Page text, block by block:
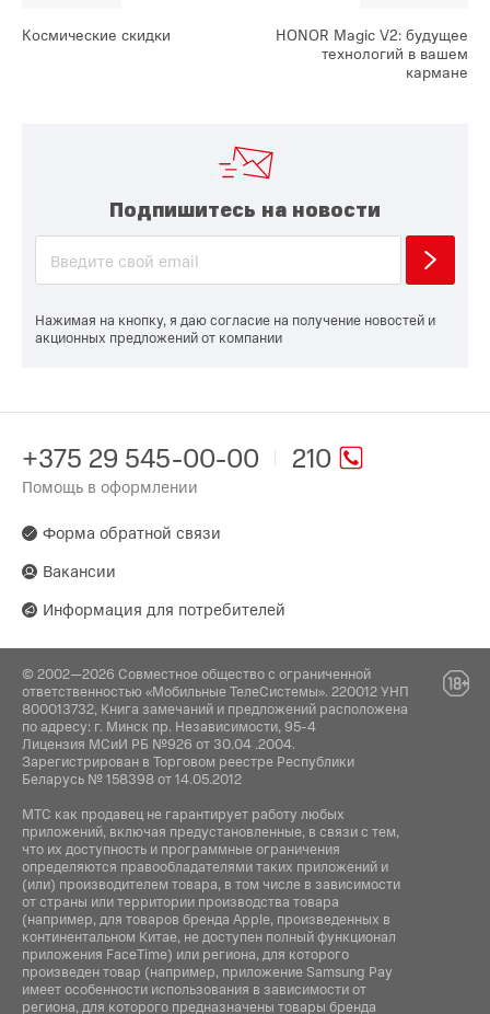
Космические скидки
HONOR Magic V2: будущее
технологий в вашем
кармане
Подпишитесь на новости
Нажимая на кнопку, я даю согласие на получение новостей и
акционных предложений от компании
210
+375 29 545-00-00
Помощь в оформлении
Форма обратной связи
Вакансии
Информация для потребителей
© 2002—2026 Совместное общество с ограниченной
ответственностью «Мобильные ТелеСистемы». 220012 УНП
800013732, Книга замечаний и предложений расположена
по адресу: г. Минск пр. Независимости, 95-4
Лицензия МСиИ РБ №926 от 30.04 .2004.
Зарегистрирован в Торговом реестре Республики
Беларусь № 158398 от 14.05.2012
МТС как продавец не гарантирует работу любых
приложений, включая предустановленные, в связи с тем,
что их доступность и программные ограничения
определяются правообладателями таких приложений и
(или) производителем товара, в том числе в зависимости
от страны или территории производства товара
(например, для товаров бренда Apple, произведенных в
континентальном Китае, не доступен полный функционал
приложения FaceTime) или региона, для которого
произведен товар (например, приложение Samsung Pay
имеет особенности использования в зависимости от
региона, для которого предназначены товары бренда